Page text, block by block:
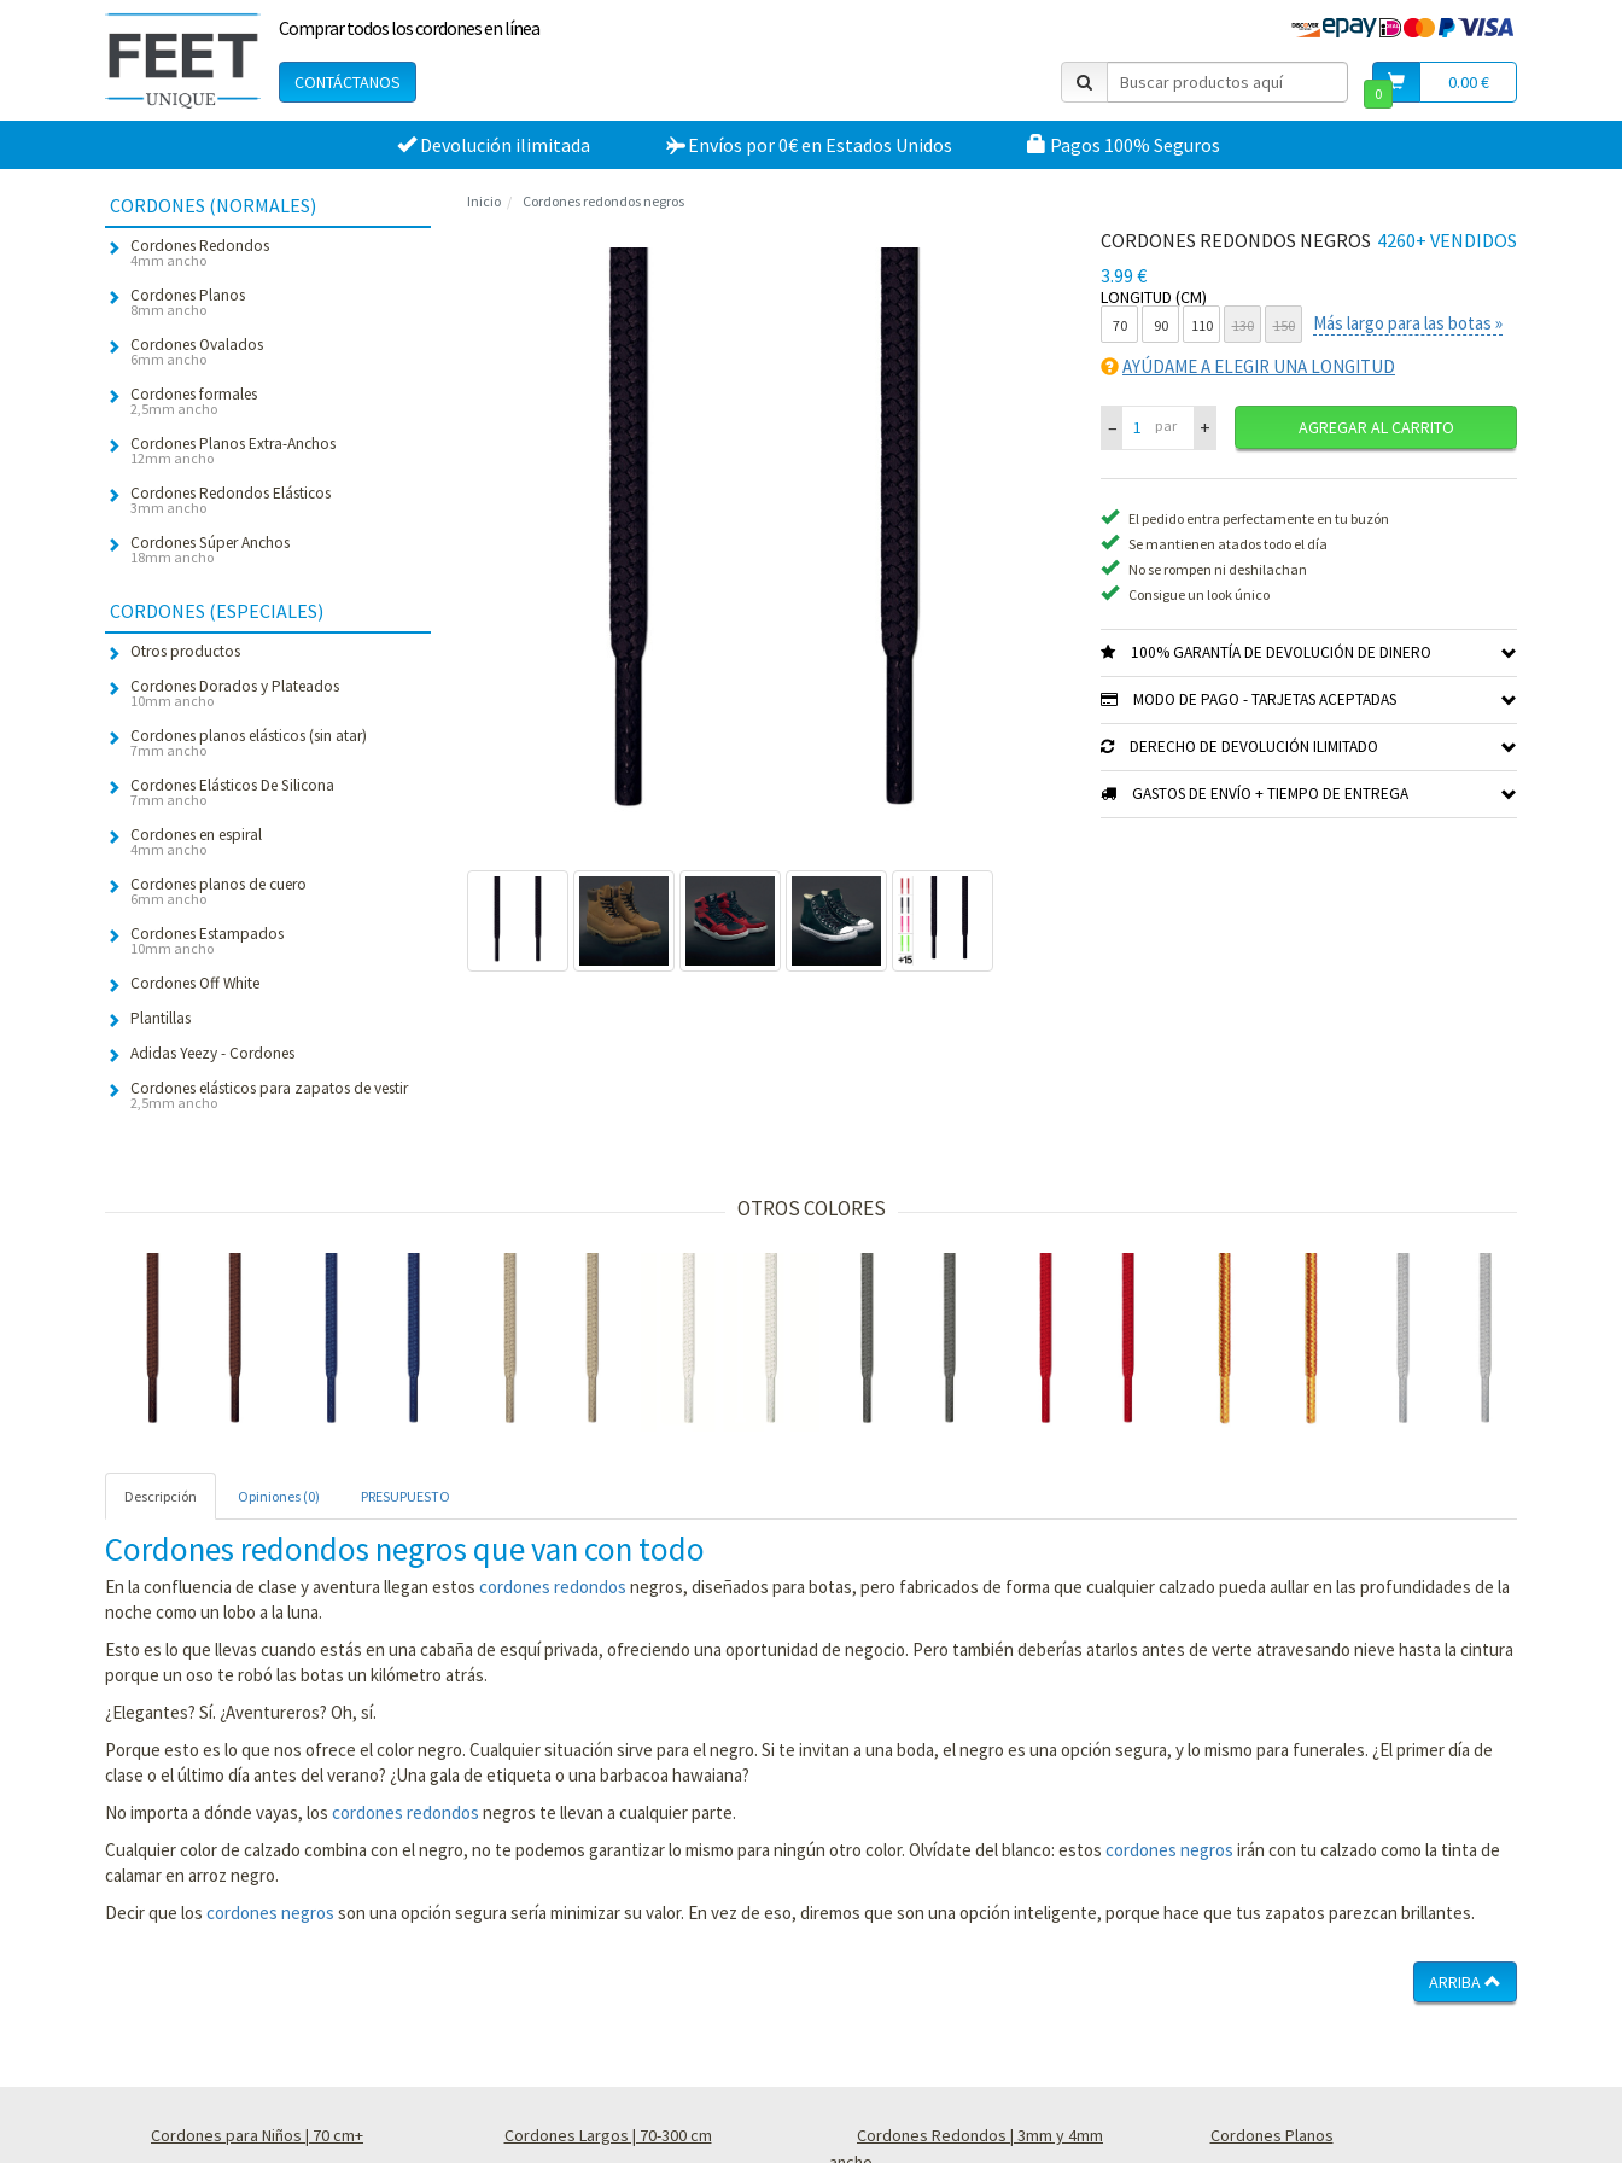
Comprar todos los cordones en línea
CONTÁCTANOS 0.00 €
0
Devolución ilimitada Envíos por 0€en Estados Unidos Pagos 100% Seguros
CORDONES (NORMALES)
Cordones Redondos
4mm ancho
Cordones Planos
8mm ancho
Cordones Ovalados
6mm ancho
Cordones formales
2,5mm ancho
Cordones Planos Extra-Anchos
12mm ancho
Cordones Redondos Elásticos
3mm ancho
Cordones Súper Anchos
18mm ancho
CORDONES (ESPECIALES)
Otros productos
Cordones Dorados y Plateados
10mm ancho
Cordones planos elásticos (sin atar)
7mm ancho
Cordones Elásticos De Silicona
7mm ancho
Cordones en espiral
4mm ancho
Cordones planos de cuero
6mm ancho
Cordones Estampados
10mm ancho
Cordones Off White
Plantillas
Adidas Yeezy - Cordones
Cordones elásticos para zapatos de vestir
2,5mm ancho
Inicio Cordones redondos negros
4260+ VENDIDOS
CORDONES REDONDOS NEGROS
3.99 €
LONGITUD (CM)
70 90 110 130 150
Más largo para las botas »
AYÚDAME A ELEGIR UNA LONGITUD
– par + AGREGAR AL CARRITO
El pedido entra perfectamente en tu buzón
Se mantienen atados todo el día
No se rompen ni deshilachan
Consigue un look único
100% GARANTÍA DE DEVOLUCIÓN DE DINERO
MODO DE PAGO - TARJETAS ACEPTADAS
DERECHO DE DEVOLUCIÓN ILIMITADO
GASTOS DE ENVÍO + TIEMPO DE ENTREGA
OTROS COLORES
Descripción Opiniones (0) PRESUPUESTO
Cordones redondos negros que van con todo
En la confluencia de clase y aventura llegan estos cordones redondos negros, diseñados para botas, pero fabricados de forma que cualquier calzado pueda aullar en las profundidades de la
noche como un lobo a la luna.
Esto es lo que llevas cuando estás en una cabaña de esquí privada, ofreciendo una oportunidad de negocio. Pero también deberías atarlos antes de verte atravesando nieve hasta la cintura
porque un oso te robó las botas un kilómetro atrás.
¿Elegantes? Sí. ¿Aventureros? Oh, sí.
Porque esto es lo que nos ofrece el color negro. Cualquier situación sirve para el negro. Si te invitan a una boda, el negro es una opción segura, y lo mismo para funerales. ¿El primer día de
clase o el último día antes del verano? ¿Una gala de etiqueta o una barbacoa hawaiana?
No importa a dónde vayas, los cordones redondos negros te llevan a cualquier parte.
Cualquier color de calzado combina con el negro, no te podemos garantizar lo mismo para ningún otro color. Olvídate del blanco: estos cordones negros irán con tu calzado como la tinta de
calamar en arroz negro.
Decir que los cordones negros son una opción segura sería minimizar su valor. En vez de eso, diremos que son una opción inteligente, porque hace que tus zapatos parezcan brillantes.
ARRIBA
Cordones para Niños | 70 cm+ Cordones Largos | 70-300 cm
Cordones Redondos | 3mm y 4mm
Cordones Planos